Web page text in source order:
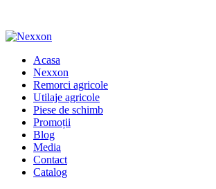
Acasa
Nexxon
Remorci agricole
Utilaje agricole
Piese de schimb
Promoții
Blog
Media
Contact
Catalog